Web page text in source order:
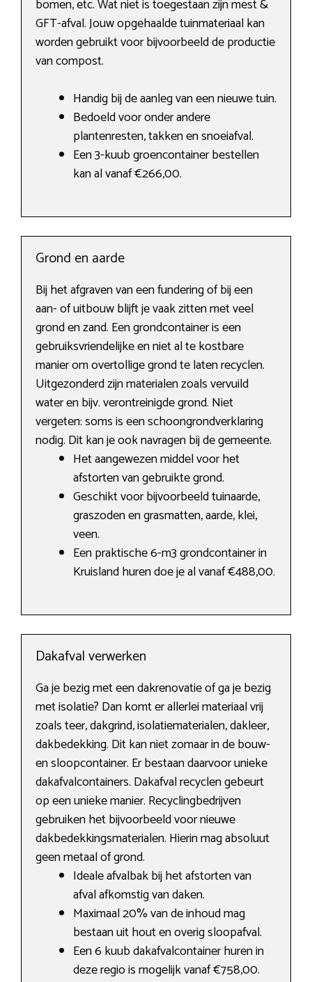
bomen, etc. Wat niet is toegestaan zijn mest &
GFT-afval. Jouw opgehaalde tuinmateriaal kan
worden gebruikt voor bijvoorbeeld de productie
van compost.
Handig bij de aanleg van een nieuwe tuin.
Bedoeld voor onder andere
plantenresten, takken en snoeiafval.
Een 3-kuub groencontainer bestellen
kan al vanaf €266,00.
Grond en aarde
Bij het afgraven van een fundering of bij een
aan- of uitbouw blijft je vaak zitten met veel
grond en zand. Een grondcontainer is een
gebruiksvriendelijke en niet al te kostbare
manier om overtollige grond te laten recyclen.
Uitgezonderd zijn materialen zoals vervuild
water en bijv. verontreinigde grond. Niet
vergeten: soms is een schoongrondverklaring
nodig. Dit kan je ook navragen bij de gemeente.
Het aangewezen middel voor het
afstorten van gebruikte grond.
Geschikt voor bijvoorbeeld tuinaarde,
graszoden en grasmatten, aarde, klei,
veen.
Een praktische 6-m3 grondcontainer in
Kruisland huren doe je al vanaf €488,00.
Dakafval verwerken
Ga je bezig met een dakrenovatie of ga je bezig
met isolatie? Dan komt er allerlei materiaal vrij
zoals teer, dakgrind, isolatiematerialen, dakleer,
dakbedekking. Dit kan niet zomaar in de bouw-
en sloopcontainer. Er bestaan daarvoor unieke
dakafvalcontainers. Dakafval recyclen gebeurt
op een unieke manier. Recyclingbedrijven
gebruiken het bijvoorbeeld voor nieuwe
dakbedekkingsmaterialen. Hierin mag absoluut
geen metaal of grond.
Ideale afvalbak bij het afstorten van
afval afkomstig van daken.
Maximaal 20% van de inhoud mag
bestaan uit hout en overig sloopafval.
Een 6 kuub dakafvalcontainer huren in
deze regio is mogelijk vanaf €758,00.